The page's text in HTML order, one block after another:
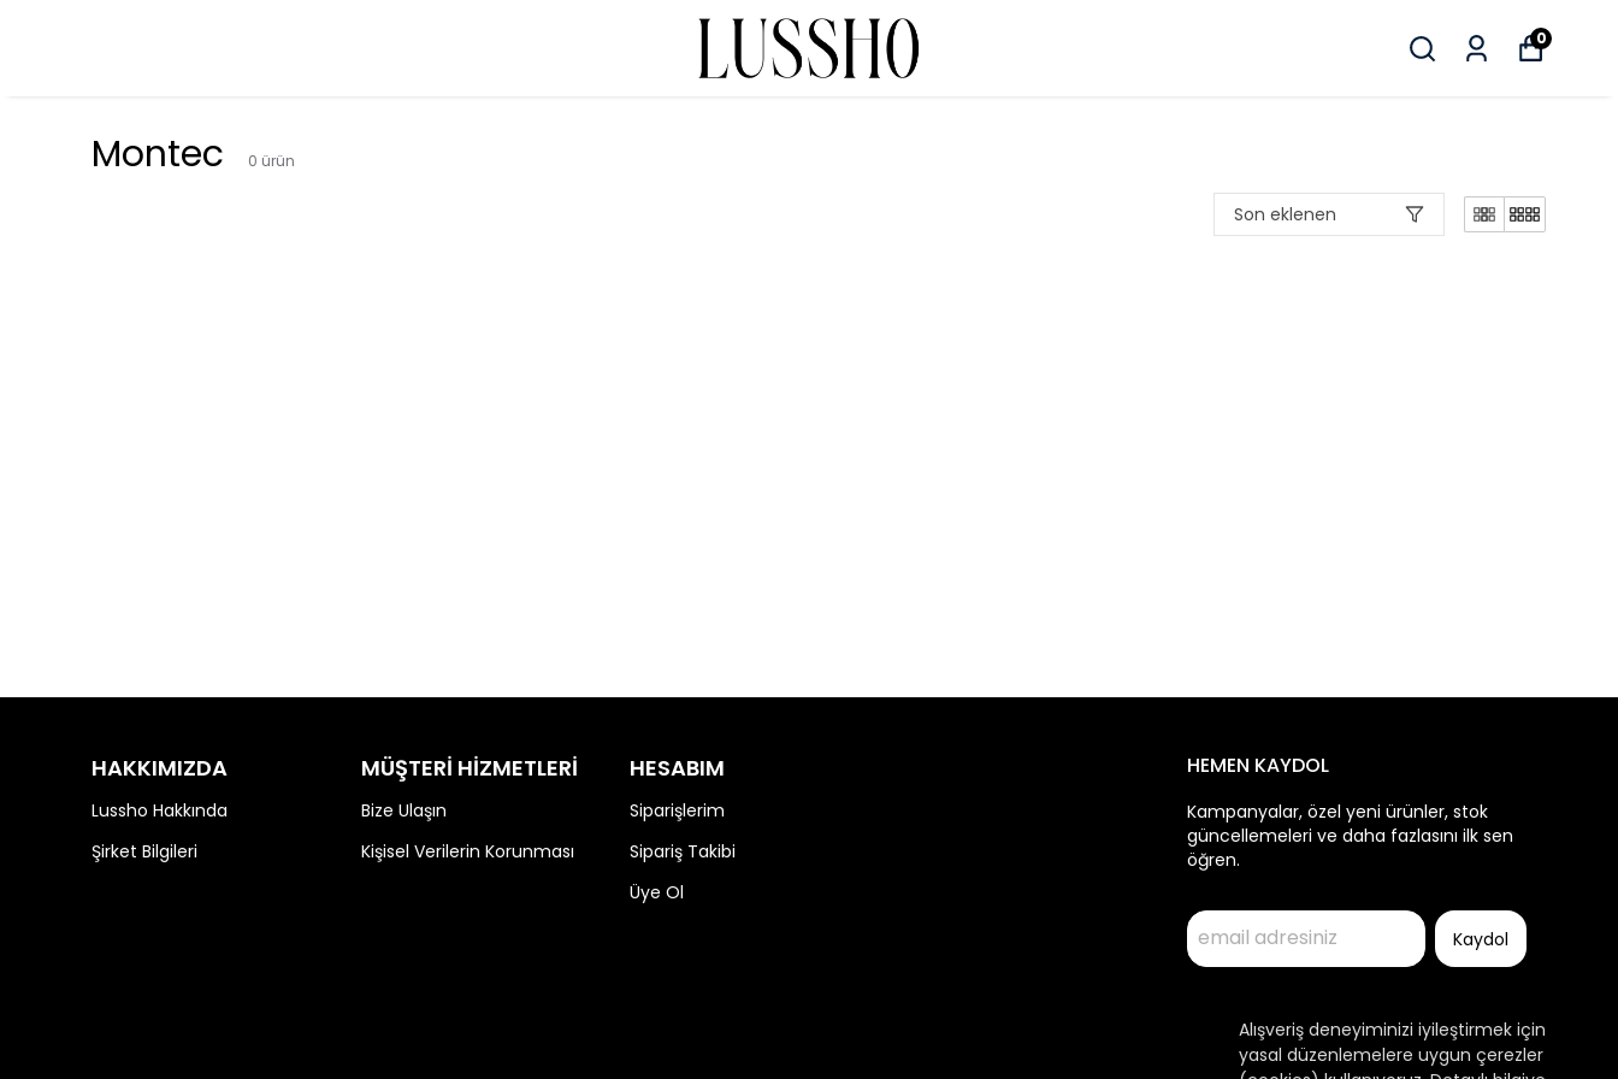
0
Alışveriş deneyiminizi iyileştirmek için
yasal düzenlemelere uygun çerezler
Montec 0 ürün
Son eklenen
HAKKIMIZDA
Lussho Hakkında
Şirket Bilgileri
MÜŞTERİ HİZMETLERİ
Bize Ulaşın
Kişisel Verilerin Korunması
HESABIM
Siparişlerim
Sipariş Takibi
Üye Ol
HEMEN KAYDOL
Kampanyalar, özel yeni ürünler, stok
güncellemeleri ve daha fazlasını ilk sen
öğren.
Kaydol